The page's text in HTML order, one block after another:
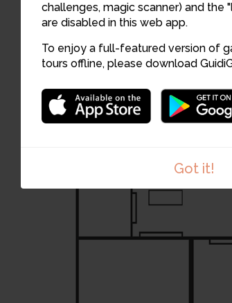
challenges, magic scanner) and the
are disabled in this web app.
To enjoy a full-featured version of
tours offline, please download
Got it!
5
6